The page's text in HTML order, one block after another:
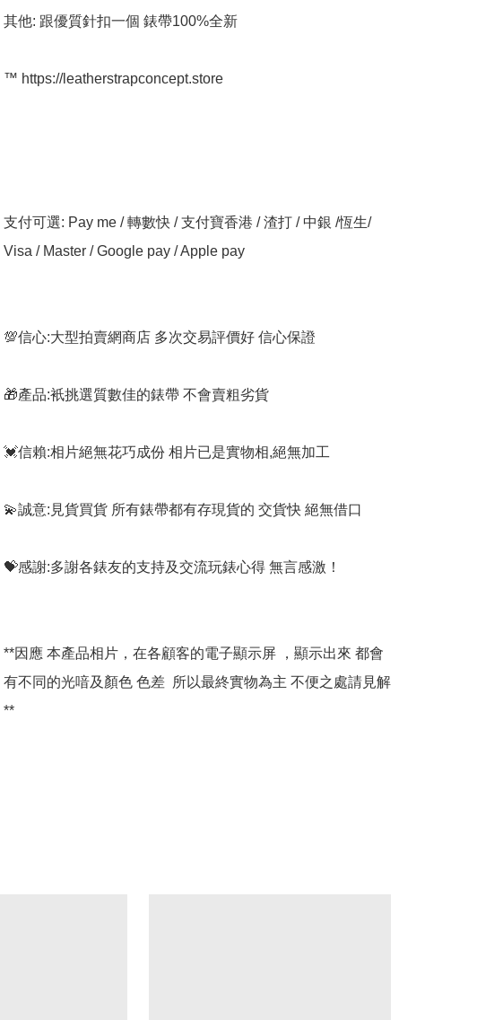
其他: 跟優質針扣一個 錶帶100%全新
™️ https://leatherstrapconcept.store
支付可選: Pay me / 轉數快 / 支付寶香港 / 渣打 / 中銀 /恆生/
Visa / Master / Google pay / Apple pay
💯信心:大型拍賣網商店 多次交易評價好 信心保證
🎁產品:衹挑選質數佳的錶帶 不會賣粗劣貨
💓信賴:相片絕無花巧成份 相片已是實物相,絕無加工
💫誠意:見貨買貨 所有錶帶都有存現貨的 交貨快 絕無借口
💝感謝:多謝各錶友的支持及交流玩錶心得 無言感激！
**因應 本產品相片，在各顧客的電子顯示屏 ，顯示出來 都會
有不同的光喑及顏色 色差  所以最終實物為主 不便之處請見解
**